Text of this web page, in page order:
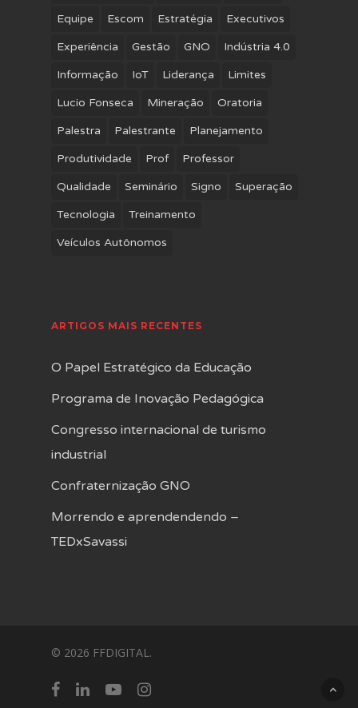
Equipe Escom Estratégia Executivos
Experiência Gestão GNO Indústria 4.0
Informação IoT Liderança Limites
Lucio Fonseca Mineração Oratoria
Palestra Palestrante Planejamento
Produtividade Prof Professor
Qualidade Seminário Signo Superação
Tecnologia Treinamento
Veículos Autônomos
ARTIGOS MAIS RECENTES
O Papel Estratégico da Educação
Programa de Inovação Pedagógica
Congresso internacional de turismo
industrial
Confraternização GNO
Morrendo e aprendendendo –
TEDxSavassi
© 2026 FFDIGITAL.
facebooklinkedinyoutubeinstagram